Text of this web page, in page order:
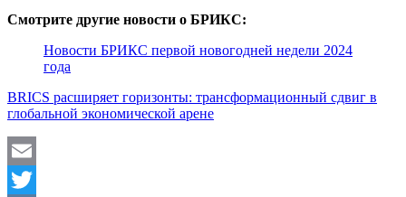
Смотрите другие новости о БРИКС:
Новости БРИКС первой новогодней недели 2024
года
BRICS расширяет горизонты: трансформационный сдвиг в
глобальной экономической арене
Email